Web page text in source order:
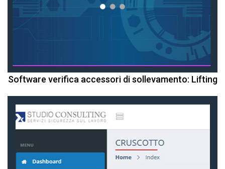
Software verifica accessori di sollevamento: Lifting